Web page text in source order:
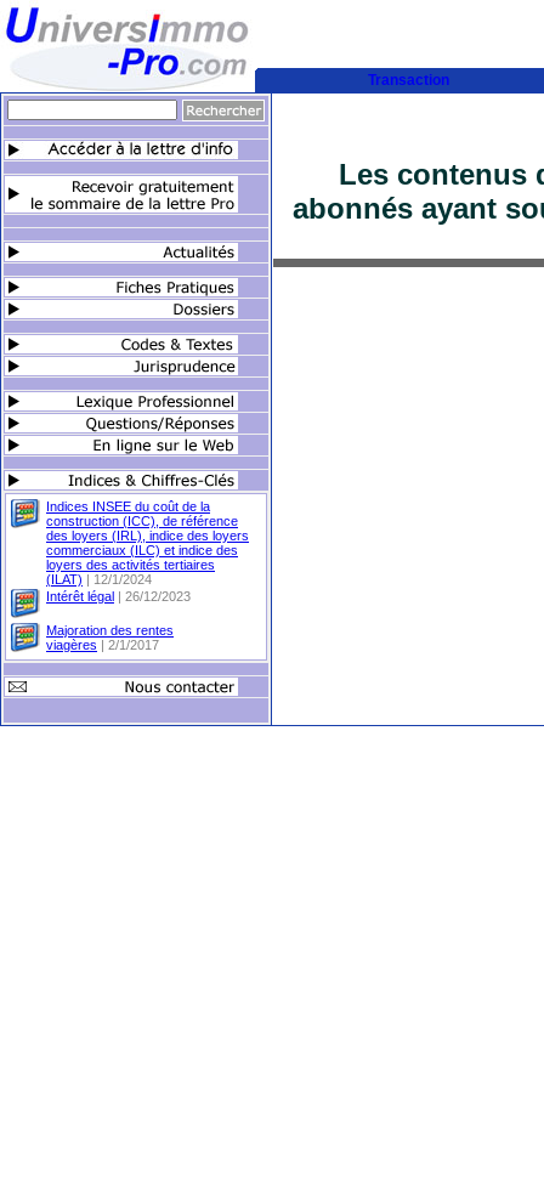
Transaction
Indices INSEE du coût de la
construction (ICC), de référence
des loyers (IRL), indice des loyers
commerciaux (ILC) et indice des
loyers des activités tertiaires
(ILAT) | 12/1/2024
Intérêt légal | 26/12/2023
Majoration des rentes
viagères | 2/1/2017
Les contenus
abonnés ayant